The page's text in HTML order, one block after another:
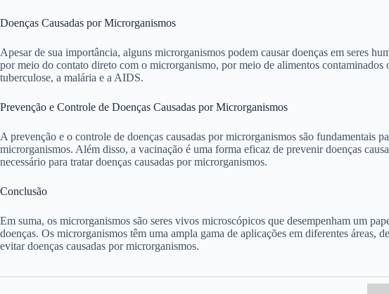
Doenças Causadas por Microrganismos
Apesar de sua importância, alguns microrganismos podem causar doenças em seres
por meio do contato direto com o microrganismo, por meio de alimentos
tuberculose, a malária e a AIDS.
Prevenção e Controle de Doenças Causadas por Microrganismos
A prevenção e o controle de doenças causadas por microrganismos são fundamentais
microrganismos. Além disso, a vacinação é uma forma eficaz de prevenir doenças
necessário para tratar doenças causadas por microrganismos.
Conclusão
Em suma, os microrganismos são seres vivos microscópicos que desempenham um
doenças. Os microrganismos têm uma ampla gama de aplicações em diferentes
evitar doenças causadas por microrganismos.